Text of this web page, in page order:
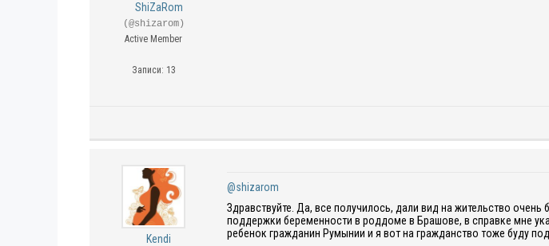
ShiZaRom
(@shizarom)
Active Member
Записи: 13
Kendi
@shizarom
Здравствуйте. Да, все получилось, дали вид на жительство
поддержки беременности в роддоме в Брашове, в справке мне
ребенок гражданин Румынии и я вот на гражданство тоже буду